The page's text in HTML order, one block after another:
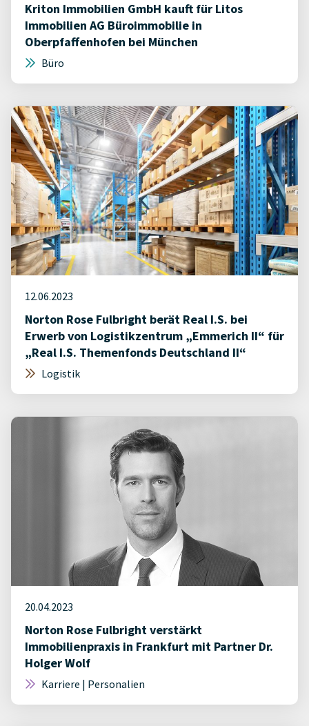
Kriton Immobilien GmbH kauft für Litos
Immobilien AG Büroimmobilie in
Oberpfaffenhofen bei München
Büro
12.06.2023
Norton Rose Fulbright berät Real I.S. bei
Erwerb von Logistikzentrum „Emmerich II“ für
„Real I.S. Themenfonds Deutschland II“
Logistik
20.04.2023
Norton Rose Fulbright verstärkt
Immobilienpraxis in Frankfurt mit Partner Dr.
Holger Wolf
Karriere | Personalien